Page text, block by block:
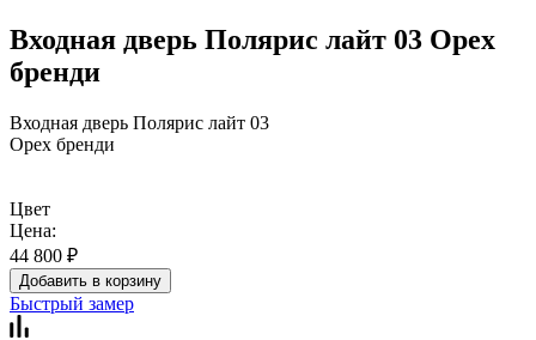
Входная дверь Полярис лайт 03 Орех
бренди
Входная дверь Полярис лайт 03
Орех бренди
Цвет
Цена:
44 800 ₽
Добавить в корзину
Быстрый замер